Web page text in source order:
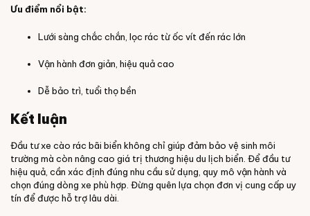
Ưu điểm nổi bật:
Lưới sàng chắc chắn, lọc rác từ ốc vít đến rác lớn
Vận hành đơn giản, hiệu quả cao
Dễ bảo trì, tuổi thọ bền
Kết luận
Đầu tư xe cào rác bãi biển không chỉ giúp đảm bảo vệ sinh môi
trường mà còn nâng cao giá trị thương hiệu du lịch biển. Để đầu tư
hiệu quả, cần xác định đúng nhu cầu sử dụng, quy mô vận hành và
chọn đúng dòng xe phù hợp. Đừng quên lựa chọn đơn vị cung cấp uy
tín để được hỗ trợ lâu dài.